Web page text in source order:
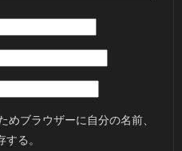
めブラウザーに自分の名前、
る。